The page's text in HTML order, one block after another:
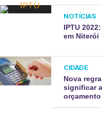
NOTÍCIAS
IPTU
em Niterói
CIDADE
Nova
significar